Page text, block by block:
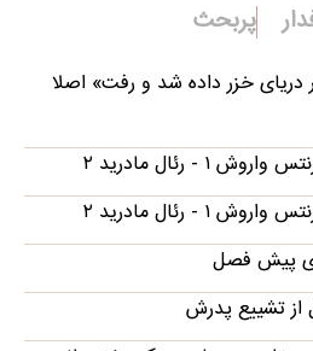
پربحث
دریای خزر داده شد و رفت» اصلا
- رئال مادرید ۲
- رئال مادرید ۲
پیش فصل
تشییع پدرش